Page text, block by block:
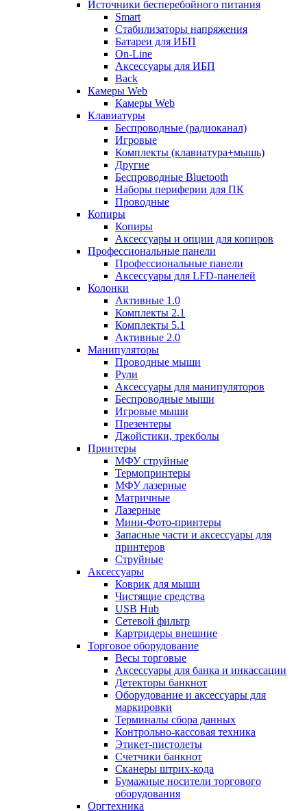
Источники бесперебойного питания
Smart
Стабилизаторы напряжения
Батареи для ИБП
On-Line
Аксессуары для ИБП
Back
Камеры Web
Камеры Web
Клавиатуры
Беспроводные (радиоканал)
Игровые
Комплекты (клавиатура+мышь)
Другие
Беспроводные Bluetooth
Наборы периферии для ПК
Проводные
Копиры
Копиры
Аксессуары и опции для копиров
Профессиональные панели
Профессиональные панели
Аксессуары для LFD-панелей
Колонки
Активные 1.0
Комплекты 2.1
Комплекты 5.1
Активные 2.0
Манипуляторы
Проводные мыши
Рули
Аксессуары для манипуляторов
Беспроводные мыши
Игровые мыши
Презентеры
Джойстики, трекболы
Принтеры
МФУ струйные
Термопринтеры
МФУ лазерные
Матричные
Лазерные
Мини-Фото-принтеры
Запасные части и аксессуары для
принтеров
Струйные
Аксессуары
Коврик для мыши
Чистящие средства
USB Hub
Сетевой фильтр
Картридеры внешние
Торговое оборудование
Весы торговые
Аксессуары для банка и инкассации
Детекторы банкнот
Оборудование и аксессуары для
маркировки
Терминалы сбора данных
Контрольно-кассовая техника
Этикет-пистолеты
Счетчики банкнот
Сканеры штрих-кода
Бумажные носители торгового
оборудования
Оргтехника